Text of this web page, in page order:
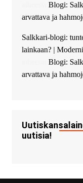
Ajax Chat.Blogi:
arvattava ja
Salkkari-blogi:
lainkaan? |
Blogi:
arvattava ja
uutisia!